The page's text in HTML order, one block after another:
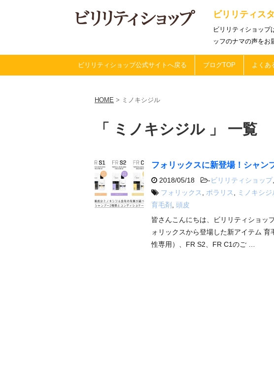
ビリリティス
ビリリティショップ
ッフのナマの声をお
ビリリティショップ公式サイトへ戻る ブログTOP よくあ
HOME > ミノキシジル
「 ミノキシジル 」 一覧
フォリックスに新登場！シャン
2018/05/18 -ビリリティショップ,
フォリックス
ポラリス ミノキシジ
育毛剤
頭皮
皆さんこんにちは、ビリリティショッ
ォリックスから登場した新アイテム
性専用）、FR S2、FR C1のご …